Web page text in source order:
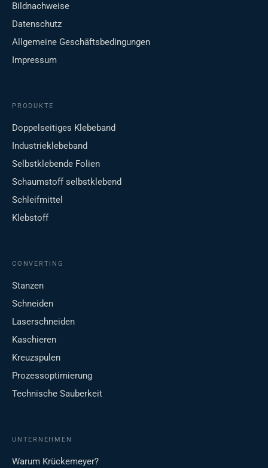
Bildnachweise
Datenschutz
Allgemeine Geschäftsbedingungen
Impressum
PRODUKTE
Doppelseitiges Klebeband
Industrieklebeband
Selbstklebende Folien
Schaumstoff selbstklebend
Schleifmittel
Klebstoff
CONVERTING
Stanzen
Schneiden
Laserschneiden
Kaschieren
Kreuzspulen
Prozessoptimierung
Technische Sauberkeit
UNTERNEHMEN
Warum Krückemeyer?